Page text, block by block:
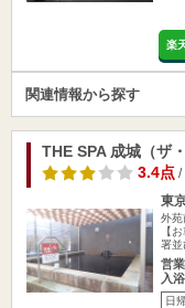
楽
関連情報から探す
THE SPA 成城（ザ
3.4点/
東
外
【
署
営
入
日